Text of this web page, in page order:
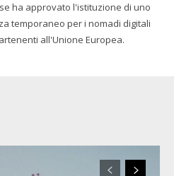
temporaneo per i nomadi digitali
all'Unione Europea.